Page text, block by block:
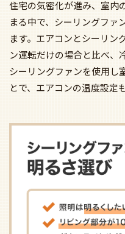
住宅の気密化が進み、室内
まる中で、シーリングファ
ます。エアコンとシーリン
ン運転だけの場合と比べ、
シーリングファンを使用し
とで、エアコンの温度設定